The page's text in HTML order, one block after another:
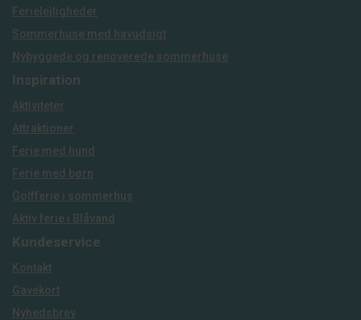
Ferielejligheder
Sommerhuse med havudsigt
Nybyggede og renoverede sommerhuse
Inspiration
Aktiviteter
Attraktioner
Ferie med hund
Ferie med børn
Golfferie i sommerhus
Aktiv ferie i Blåvand
Kundeservice
Kontakt
Gavekort
Nyhedsbrev